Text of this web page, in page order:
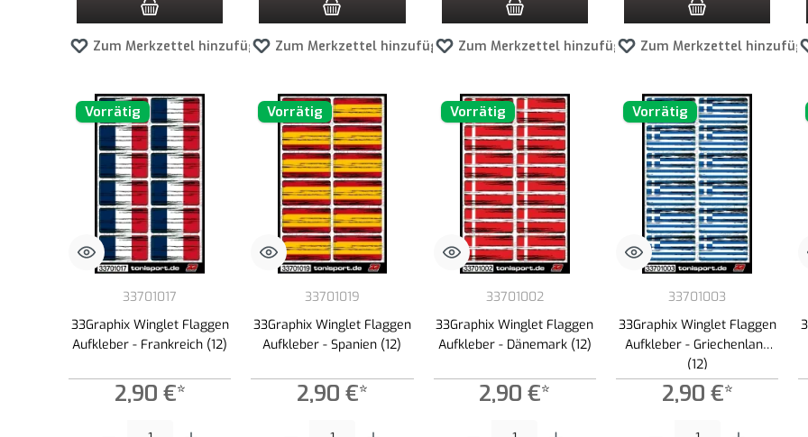
Zum Merkzettel hinzufügen Zum Merkzettel hinzufügen Zum Merkzettel hinzufügen Zum Merkzettel
Vorrätig
33701017
33Graphix Winglet Flaggen
Aufkleber - Frankreich (12)
2,90 €*
Vorrätig
33701019
33Graphix Winglet Flaggen
Aufkleber - Spanien (12)
2,90 €*
Vorrätig
33701002
33Graphix Winglet Flaggen
Aufkleber - Dänemark (12)
2,90 €*
Vorrätig
33701003
33Graphix Winglet Flaggen
Aufkleber - Griechenland
(12)
2,90 €*